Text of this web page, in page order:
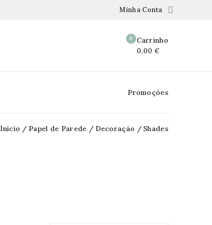
Minha Conta 
0 Carrinho
0,00 €
Promoções
Início Papel de Parede Decoração Shades